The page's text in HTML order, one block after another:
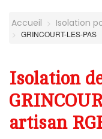
Accueil Isolation
GRINCOURT-LES-PAS
Isolation
artisan